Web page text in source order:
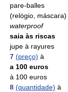
pare-balles
(relógio, máscara)
waterproof
saia às riscas
jupe à rayures
7 (preço) à
a 100 euros
à 100 euros
8 (quantidade) à